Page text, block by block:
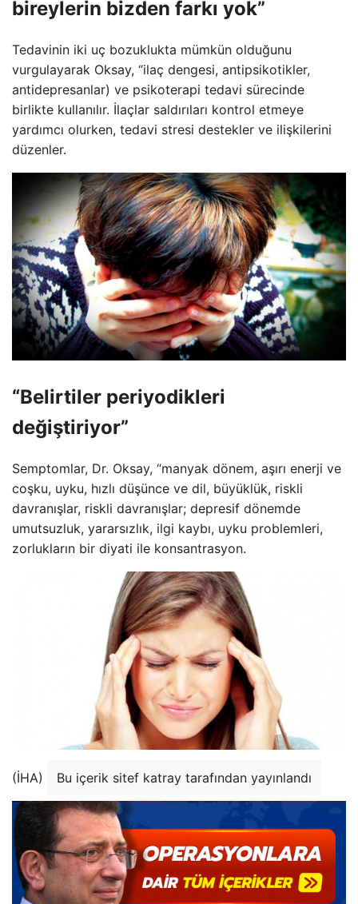
bireylerin bizden farkı yok”
Tedavinin iki uç bozuklukta mümkün olduğunu
vurgulayarak Oksay, “ilaç dengesi, antipsikotikler,
antidepresanlar) ve psikoterapi tedavi sürecinde
birlikte kullanılır. İlaçlar saldırıları kontrol etmeye
yardımcı olurken, tedavi stresi destekler ve ilişkilerini
düzenler.
“Belirtiler periyodikleri
değiştiriyor”
Semptomlar, Dr. Oksay, “manyak dönem, aşırı enerji ve
coşku, uyku, hızlı düşünce ve dil, büyüklük, riskli
davranışlar, riskli davranışlar; depresif dönemde
umutsuzluk, yararsızlık, ilgi kaybı, uyku problemleri,
zorlukların bir diyati ile konsantrasyon.
(İHA) Bu içerik sitef katray tarafından yayınlandı